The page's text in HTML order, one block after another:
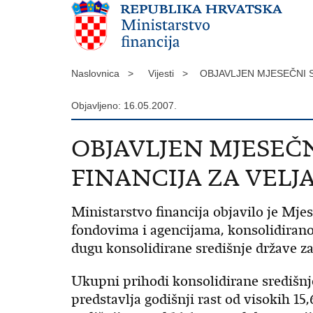
Naslovnica > Vijesti > OBJAVLJEN MJESEČNI
Objavljeno: 16.05.2007.
OBJAVLJEN
FINANCIJA ZA
Ministarstvo financija objavilo je
fondovima i agencijama,
dugu konsolidirane središnje države
Ukupni prihodi konsolidirane
predstavlja godišnji rast od visokih